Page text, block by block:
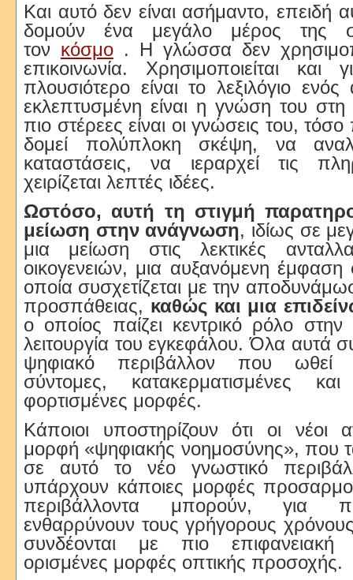
Και αυτό δεν είναι ασήμαντο, επειδή
δομούν ένα μεγάλο μέρος της
τον κόσμο. Η γλώσσα δεν
επικοινωνία. Χρησιμοποιείται
πλουσιότερο είναι το λεξιλόγιο
εκλεπτυσμένη είναι η γνώση του
πιο στέρεες είναι οι γνώσεις του, τόσο
δομεί πολύπλοκη σκέψη, να
καταστάσεις, να ιεραρχεί τις
χειρίζεται λεπτές ιδέες.
Ωστόσο, αυτή τη στιγμή
μείωση στην ανάγνωση, ιδίως σε
μια μείωση στις λεκτικές
οικογενειών, μια αυξανόμενη
οποία συσχετίζεται με την
προσπάθειας, καθώς και μια
ο οποίος παίζει κεντρικό ρόλο
λειτουργία του εγκεφάλου. Όλα αυτά
ψηφιακό περιβάλλον που
σύντομες, κατακερματισμένες και
φορτισμένες μορφές.
Κάποιοι υποστηρίζουν ότι οι νέοι
μορφή «ψηφιακής νοημοσύνης», που
σε αυτό το νέο γνωστικό
υπάρχουν κάποιες μορφές
περιβάλλοντα μπορούν, για
ενθαρρύνουν τους γρήγορους
συνδέονται με πιο επιφανειακή
ορισμένες μορφές οπτικής προσοχής.